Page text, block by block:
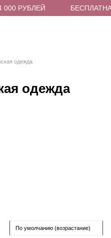
РУБЛЕЙ БЕСПЛАТНАЯ
одежда
одежда
По умолчанию (возрастание)